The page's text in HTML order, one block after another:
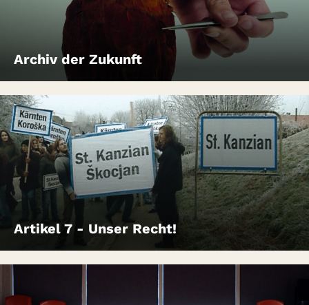
Archiv der Zukunft
Artikel 7 - Unser Recht!